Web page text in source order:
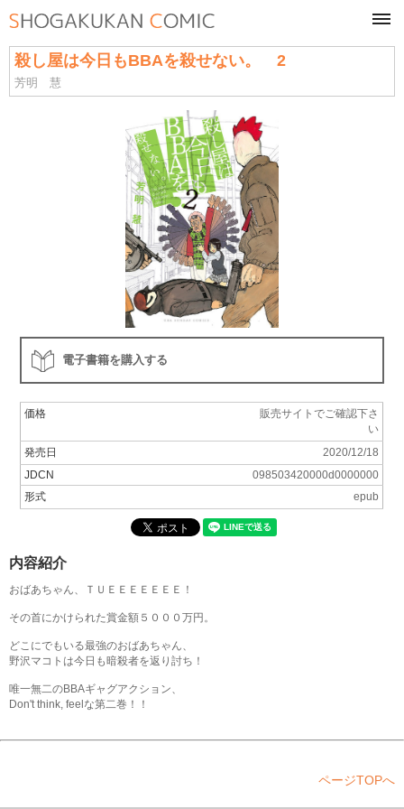
殺し屋は今日もBBAを殺せない。 2
芳明 慧
電子書籍を購入する
価格
販売サイトでご確認下さ
い
発売日
2020/12/18
JDCN
098503420000d0000000
形式
epub
内容紹介
おばあちゃん、ＴＵＥＥＥＥＥＥＥ！
その首にかけられた賞金額５０００万円。
どこにでもいる最強のおばあちゃん、
野沢マコトは今日も暗殺者を返り討ち！
唯一無二のBBAギャグアクション、
Don't think, feelな第二巻！！
ページTOPへ